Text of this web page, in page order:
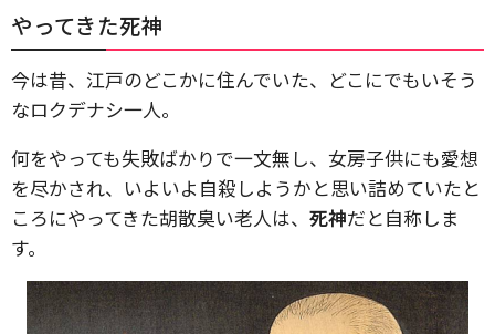
やってきた死神
今は昔、江戸のどこかに住んでいた、どこにでもいそう
なロクデナシ一人。
何をやっても失敗ばかりで一文無し、女房子供にも愛想
を尽かされ、いよいよ自殺しようかと思い詰めていたと
ころにやってきた胡散臭い老人は、 死神だと自称しま
す。